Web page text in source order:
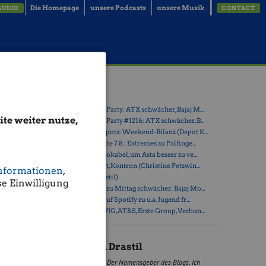
weiter nutze,
,
Einwilligung
Die Homepage unsere Podcasts unsere Musik CONTACT
mit
Start
» Wiener Börse Party: ATX schwächer, Bajaj M...
» Wiener Börse Party #1216: ATX schwächer, B...
» Österreich-Depots: Weekend-Bilanz (Depot K...
» Börsegeschichte 7.8.: Extremes zu Palfinge...
» Nachlese: 10 Vokabel, um Asta besser zu ve...
» PIR-News: Post, Kontron (Christine Petzwin...
» (Christian Drastil)
» Wiener Börse zu Mittag schwächer: Bajaj Mo...
» Börse-Inputs auf Spotify zu u.a. Jugend fr...
» ATX-Trends: VIG, AT&S, Erste Group, Verbun...
Christian Drastil
Der Namensgeber des Blogs. Ich